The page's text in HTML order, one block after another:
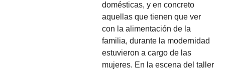
domésticas, y en concreto
aquellas que tienen que ver
con la alimentación de la
familia, durante la modernidad
estuvieron a cargo de las
mujeres. En la escena del taller